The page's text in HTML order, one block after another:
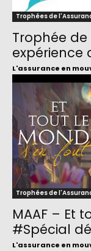
Trophées de
Trophée de
expérience
L'assurance en
Trophées de
MAAF – Et
#Spécial
L'assurance en